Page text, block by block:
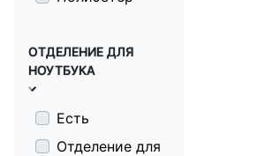
ОТДЕЛЕНИЕ ДЛЯ
НОУТБУКА
Есть
Отделение для